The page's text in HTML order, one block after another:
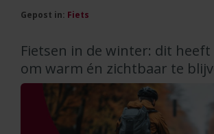
Gepost in: Fiets
Fietsen in de winter: dit
om warm én zichtbaar te